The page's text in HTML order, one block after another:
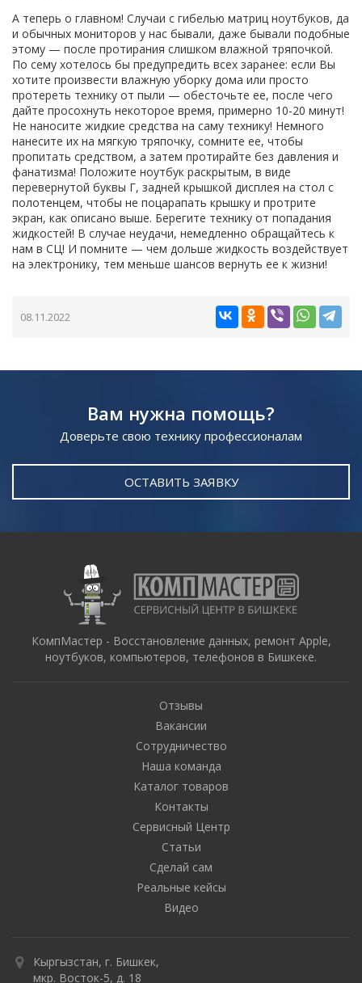
А теперь о главном! Случаи с гибелью матриц ноутбуков, да
и обычных мониторов у нас бывали, даже бывали подобные
этому — после протирания слишком влажной тряпочкой.
По сему хотелось бы предупредить всех заранее: если Вы
хотите произвести влажную уборку дома или просто
протереть технику от пыли — обесточьте ее, после чего
дайте просохнуть некоторое время, примерно 10-20 минут!
Не наносите жидкие средства на саму технику! Немного
нанесите их на мягкую тряпочку, сомните ее, чтобы
пропитать средством, а затем протирайте без давления и
фанатизма! Положите ноутбук раскрытым, в виде
перевернутой буквы Г, задней крышкой дисплея на стол с
полотенцем, чтобы не поцарапать крышку и протрите
экран, как описано выше. Берегите технику от попадания
жидкостей! В случае неудачи, немедленно обращайтесь к
нам в СЦ! И помните — чем дольше жидкость воздействует
на электронику, тем меньше шансов вернуть ее к жизни!
08.11.2022
Вам нужна помощь?
Доверьте свою технику профессионалам
ОСТАВИТЬ ЗАЯВКУ
КомпМастер - Восстановление данных, ремонт Apple,
ноутбуков, компьютеров, телефонов в Бишкеке.
Отзывы
Вакансии
Сотрудничество
Наша команда
Каталог товаров
Контакты
Сервисный Центр
Статьи
Сделай сам
Реальные кейсы
Видео
Кыргызстан, г. Бишкек,
мкр. Восток-5, д. 18